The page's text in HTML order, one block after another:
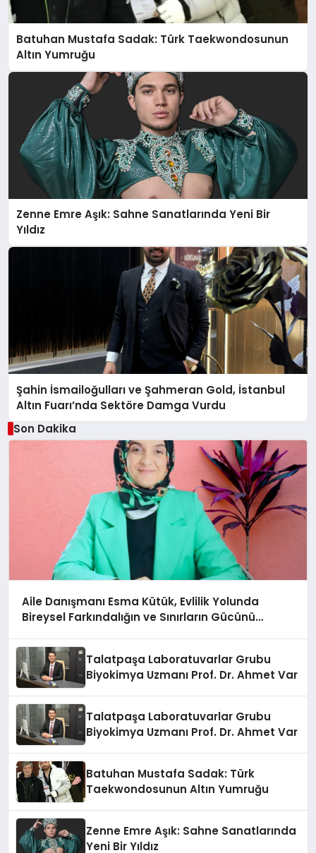
Batuhan Mustafa Sadak: Türk Taekwondosunun
Altın Yumruğu
Zenne Emre Aşık: Sahne Sanatlarında Yeni Bir
Yıldız
Şahin İsmailoğulları ve Şahmeran Gold, İstanbul
Altın Fuarı’nda Sektöre Damga Vurdu
Son Dakika
Aile Danışmanı Esma Kütük, Evlilik Yolunda
Bireysel Farkındalığın ve Sınırların Gücünü
Talatpaşa Laboratuvarlar Grubu
Biyokimya Uzmanı Prof. Dr. Ahmet Var
Talatpaşa Laboratuvarlar Grubu
Biyokimya Uzmanı Prof. Dr. Ahmet Var
Batuhan Mustafa Sadak: Türk
Taekwondosunun Altın Yumruğu
Zenne Emre Aşık: Sahne Sanatlarında
Yeni Bir Yıldız